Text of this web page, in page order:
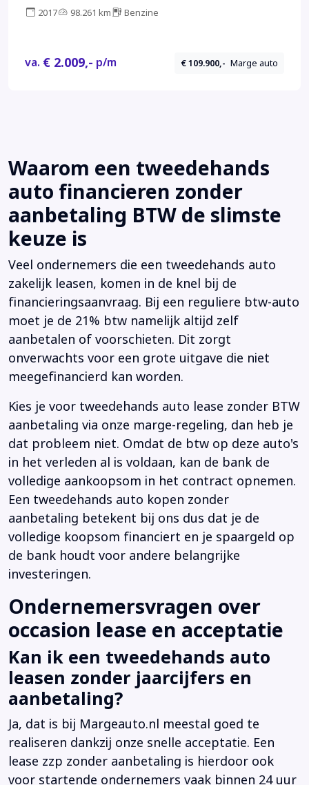
2017 98.261 km Benzine
va. € 2.009,- p/m € 109.900,- Marge auto
Waarom een tweedehands
auto financieren zonder
aanbetaling BTW de slimste
keuze is
Veel ondernemers die een tweedehands auto
zakelijk leasen, komen in de knel bij de
financieringsaanvraag. Bij een reguliere btw-auto
moet je de 21% btw namelijk altijd zelf
aanbetalen of voorschieten. Dit zorgt
onverwachts voor een grote uitgave die niet
meegefinancierd kan worden.
Kies je voor tweedehands auto lease zonder BTW
aanbetaling via onze marge-regeling, dan heb je
dat probleem niet. Omdat de btw op deze auto's
in het verleden al is voldaan, kan de bank de
volledige aankoopsom in het contract opnemen.
Een tweedehands auto kopen zonder
aanbetaling betekent bij ons dus dat je de
volledige koopsom financiert en je spaargeld op
de bank houdt voor andere belangrijke
investeringen.
Ondernemersvragen over
occasion lease en acceptatie
Kan ik een tweedehands auto
leasen zonder jaarcijfers en
aanbetaling?
Ja, dat is bij Margeauto.nl meestal goed te
realiseren dankzij onze snelle acceptatie. Een
lease zzp zonder aanbetaling is hierdoor ook
voor startende ondernemers vaak binnen 24 uur